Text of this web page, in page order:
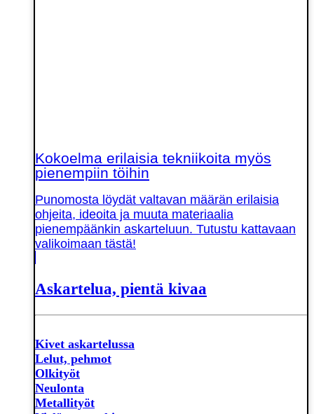
Kokoelma erilaisia tekniikoita myös
pienempiin töihin
Punomosta löydät valtavan määrän erilaisia
ohjeita, ideoita ja muuta materiaalia
pienempäänkin askarteluun. Tutustu kattavaan
valikoimaan tästä!
Askartelua, pientä kivaa
Kivet askartelussa
Lelut, pehmot
Olkityöt
Neulonta
Metallityöt